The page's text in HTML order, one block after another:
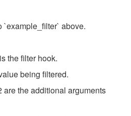
`example_filter` above.
the filter hook.
being filtered.
are the additional arguments